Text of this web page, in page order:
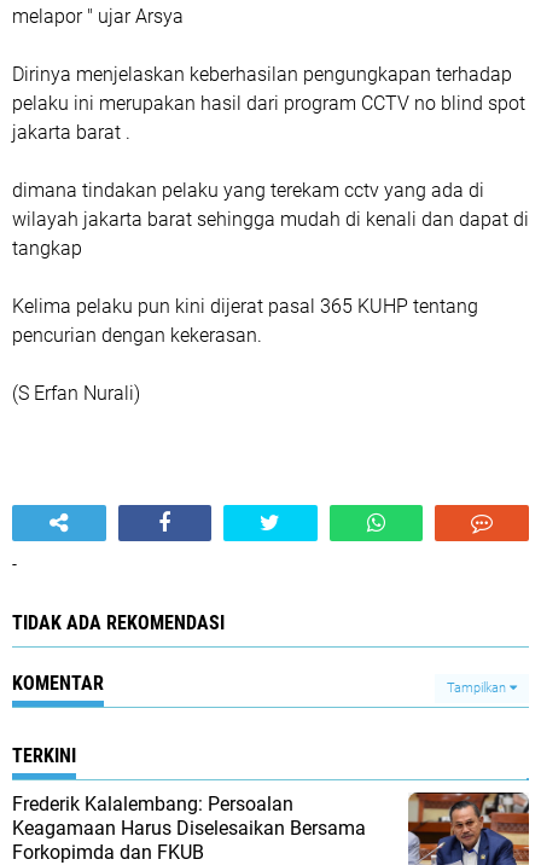
melapor " ujar Arsya
Dirinya menjelaskan keberhasilan pengungkapan terhadap
pelaku ini merupakan hasil dari program CCTV no blind spot
jakarta barat .
dimana tindakan pelaku yang terekam cctv yang ada di
wilayah jakarta barat sehingga mudah di kenali dan dapat di
tangkap
Kelima pelaku pun kini dijerat pasal 365 KUHP tentang
pencurian dengan kekerasan.
(S Erfan Nurali)
-
TIDAK ADA REKOMENDASI
KOMENTAR Tampilkan
TERKINI
Frederik Kalalembang: Persoalan
Keagamaan Harus Diselesaikan Bersama
Forkopimda dan FKUB